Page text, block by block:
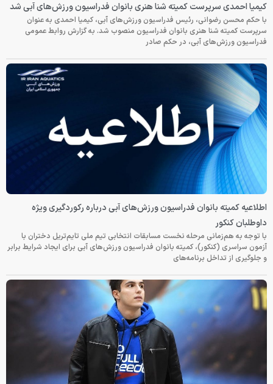
کیمیا احمدی سرپرست کمیته شنا هنری بانوان فدراسیون ورزش‌های آبی شد
با حکم محسن رضوانی، رئیس فدراسیون ورزش‌های آبی، کیمیا احمدی به عنوان
سرپرست کمیته شنا هنری بانوان فدراسیون منصوب شد. به گزارش روابط عمومی
فدراسیون ورزش‌های آبی، در حکم صادر
اطلاعیه کمیته بانوان فدراسیون ورزش‌های آبی درباره رکوردگیری ویژه
داوطلبان کنکور
با توجه به هم‌زمانی مرحله نخست مسابقات انتخابی تیم ملی تایم‌تریل دختران با
آزمون سراسری (کنکور)، کمیته بانوان فدراسیون ورزش‌های آبی برای ایجاد شرایط برابر
و جلوگیری از تداخل برنامه‌های